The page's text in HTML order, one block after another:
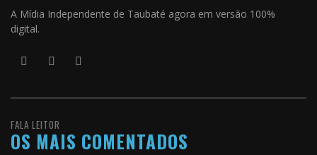
A Mídia Independente de Taubaté agora em versão 100%
digital.
FALA LEITOR
OS MAIS COMENTADOS